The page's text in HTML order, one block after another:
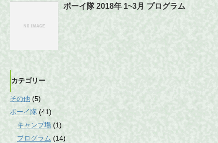
ボーイ隊 2018年 1~3月 プログラム
カテゴリー
その他 (5)
ボーイ隊 (41)
キャンプ場 (1)
プログラム (14)